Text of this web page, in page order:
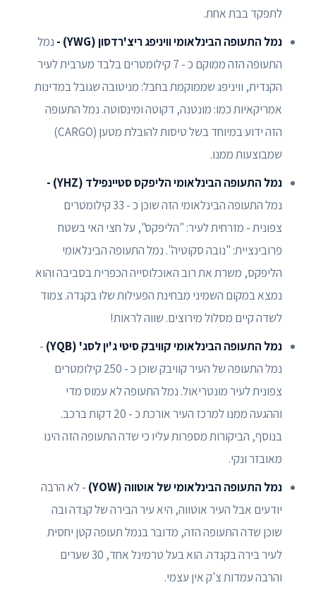
לתפקד בבת אחת.
נמל התעופה הבינלאומי וויניפג ריצ'רדסון (YWG) -
נמל
התעופה הזה ממוקם כ - 7 קילומטרים בלבד מערבית לעיר
הקנדית, וויניפג שממוקמת בחבל: מניטובה שגובל במדינות
אמריקאיות כמו: מונטנה, דקוטה ומינסוטה. נמל התעופה
הזה ידוע במיוחד בשל טיסות להובלת מטען (CARGO)
שמבוצעות ממנו.
נמל התעופה הבינלאומי הליפקס סטיינפילד (YHZ) -
נמל התעופה הבינלאומי הזה שוכן כ - 33 קילומטרים
צפונית - מזרחית לעיר: "הליפקס", על חצי האי בשטח
פרובינציית: "נובה סקוטיה". נמל התעופה הבינלאומי
הליפקס, משרת את רוב האוכלוסייה הכפרית בסביבה והוא
נמצא במקום השמיני מבחינת הפעילות שלו בקנדה. צמוד
לשדה קיים מסלול מירוצים. שווה לראות!
נמל התעופה הבינלאומי קוויבק סיטי ג'ין לסג' (YQB)
-
נמל התעופה של העיר קוויבק שוכן כ - 250 קילומטרים
צפונית לעיר מונטריאול. נמל התעופה לא עמוס מדי
וההגעה ממנו למרכז העיר אורכת כ - 20 דקות ברכב.
בנוסף, הביקורות מספרות עליו כי שדה התעופה הזה הינו
מאובזר ונקי.
נמל התעופה הבינלאומי של אוטווה (YOW)
- לא הרבה
יודעים אבל העיר אוטווה, היא עיר הבירה של קנדה ובה
שוכן שדה התעופה הזה, מדובר בנמל תעופה קטן יחסית
לעיר בירה בקנדה. הוא בעל טרמינל אחד, 30 שערים
והרבה עמדות צ'ק אין עצמי.